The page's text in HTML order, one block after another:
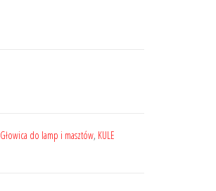
Głowica do lamp i masztów, KULE